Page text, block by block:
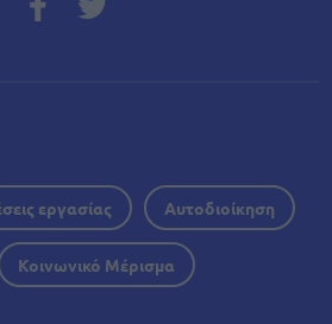
εργασίας Αυτοδιοίκηση
Κοινωνικό Μέρισμα